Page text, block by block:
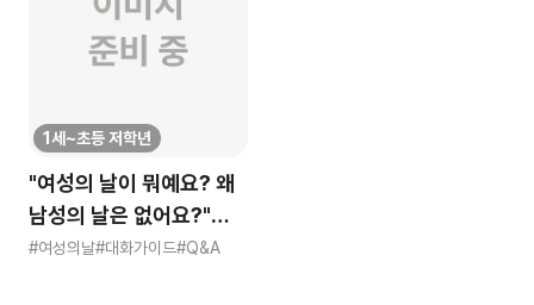
1세~초등 저학년
"여성의 날이 뭐예요? 왜
남성의 날은 없어요?"
묻는 어린이에게 이렇게
#여성의날#대화가이드#Q&A